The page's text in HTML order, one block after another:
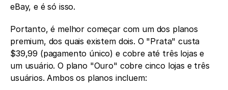
eBay, e é só isso.
Portanto, é melhor começar com um dos planos
premium, dos quais existem dois. O "Prata" custa
$39,99 (pagamento único) e cobre até três lojas e
um usuário. O plano "Ouro" cobre cinco lojas e três
usuários. Ambos os planos incluem: